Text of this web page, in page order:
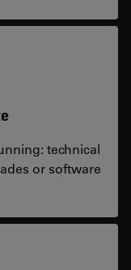
technical
or software